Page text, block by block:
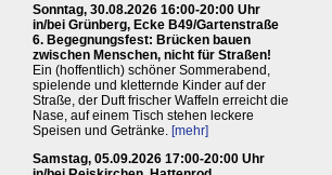
Sonntag, 30.08.2026 16:00-20:00 Uhr
in/bei Grünberg, Ecke B49/Gartenstraße
6. Begegnungsfest: Brücken bauen
zwischen Menschen, nicht für Straßen!
Ein (hoffentlich) schöner Sommerabend,
spielende und kletternde Kinder auf der
Straße, der Duft frischer Waffeln erreicht die
Nase, auf einem Tisch stehen leckere
Speisen und Getränke. [mehr]
Samstag, 05.09.2026 17:00-20:00 Uhr